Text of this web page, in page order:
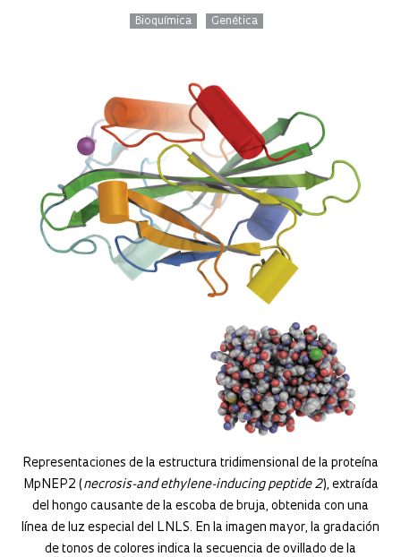
Bioquímica Genética
Representaciones de la estructura tridimensional de la proteína
MpNEP2 ( necrosis-and ethylene-inducing peptide 2), extraída
del hongo causante de la escoba de bruja, obtenida con una
línea de luz especial del LNLS. En la imagen mayor, la gradación
de tonos de colores indica la secuencia de ovillado de la